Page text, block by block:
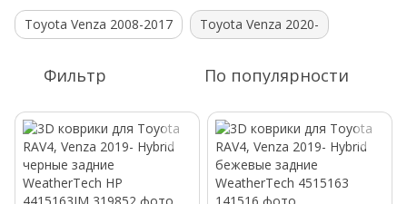
Toyota Venza 2008-2017 Toyota Venza 2020-
Фильтр По популярности